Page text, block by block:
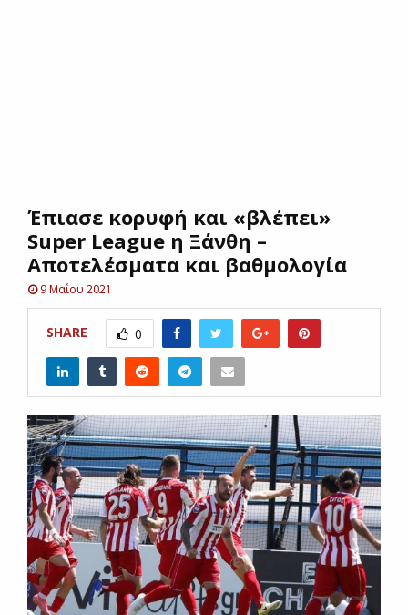
U
Έπιασε κορυφή και «βλέπει»
Super League η Ξάνθη –
Αποτελέσματα και βαθμολογία
9 Μαΐου 2021
SHARE 0